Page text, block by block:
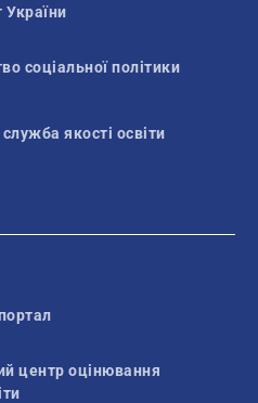
України
соціальної політики
якості освіти
центр оцінювання